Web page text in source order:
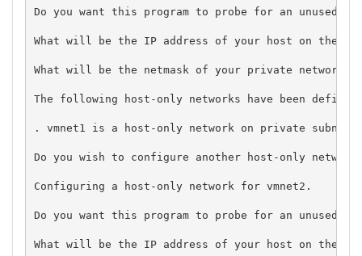
Do you want this program to probe for an unused
What will be the IP address of your host on the
What will be the netmask of your private network?
The following host-only networks have been
. vmnet1 is a host-only network on private subnet
Do you wish to configure another host-only
Configuring a host-only network for vmnet2.
Do you want this program to probe for an unused
What will be the IP address of your host on the